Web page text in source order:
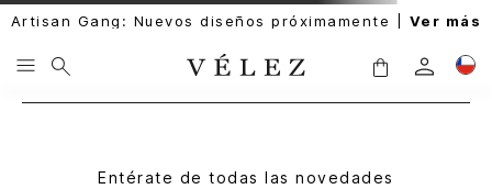
Artisan Gang: Nuevos diseños próximamente | Ver más
Entérate de todas las novedades